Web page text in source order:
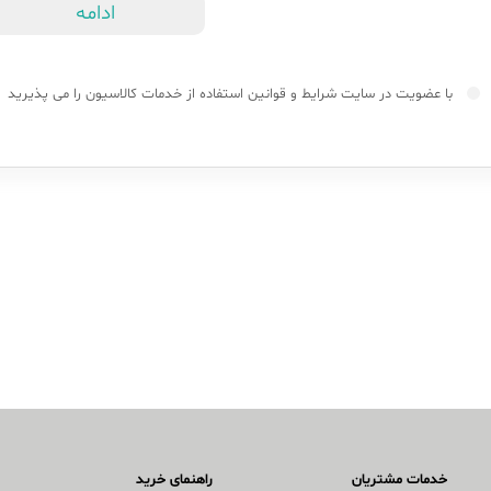
ادامه
با عضویت در سایت شرایط و قوانین استفاده از خدمات کالاسیون را می پذیرید
خدمات مشتریان راهنمای خرید